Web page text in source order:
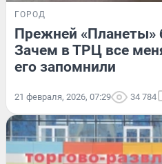
ГОРОД
Прежней «Планеты»
Зачем в ТРЦ все
его запомнили
21 февраля, 2026, 07:29 34 784